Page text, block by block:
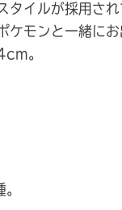
タイルが採用され
ケモンと一緒にお
。